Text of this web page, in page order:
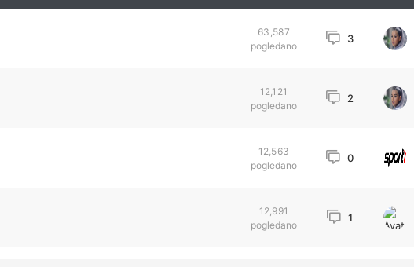
63,587
pogledano
3
12,121
pogledano
2
12,563
pogledano
0
12,991
pogledano
1